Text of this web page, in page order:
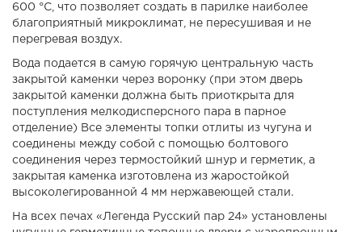
600 °С, что позволяет создать в парилке наиболее
благоприятный микроклимат, не пересушивая и не
перегревая воздух.
Вода подается в самую горячую центральную часть
закрытой каменки через воронку (при этом дверь
закрытой каменки должна быть приоткрыта для
поступления мелкодисперсного пара в парное
отделение) Все элементы топки отлиты из чугуна и
соединены между собой с помощью болтового
соединения через термостойкий шнур и герметик, а
закрытая каменка изготовлена из жаростойкой
высоколегированной 4 мм нержавеющей стали.
На всех печах «Легенда Русский пар 24» установлены